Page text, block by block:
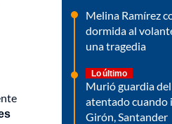
Melina Ramírez
dormida al
una tragedia
Lo último
Murió guardia
atentado cuando
Girón, Santander